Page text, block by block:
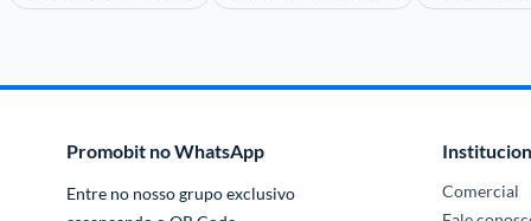
Promobit no WhatsApp
Entre no nosso grupo exclusivo
Comercial